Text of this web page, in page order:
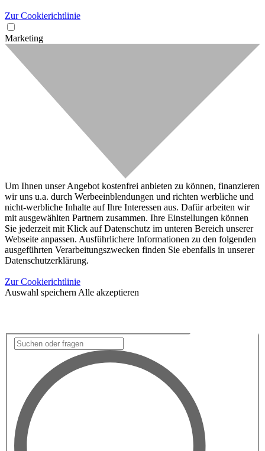
Zur Cookierichtlinie
Marketing
Um Ihnen unser Angebot kostenfrei anbieten zu können, finanzieren
wir uns u.a. durch Werbeeinblendungen und richten werbliche und
nicht-werbliche Inhalte auf Ihre Interessen aus. Dafür arbeiten wir
mit ausgewählten Partnern zusammen. Ihre Einstellungen können
Sie jederzeit mit Klick auf Datenschutz im unteren Bereich unserer
Webseite anpassen. Ausführlichere Informationen zu den folgenden
ausgeführten Verarbeitungszwecken finden Sie ebenfalls in unserer
Datenschutzerklärung.
Zur Cookierichtlinie
Auswahl speichern Alle akzeptieren